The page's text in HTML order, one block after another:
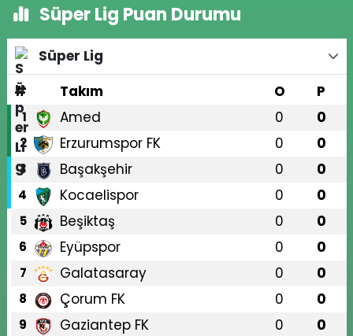
Süper Lig Puan Durumu
Süper Lig
#
Takım O P
1 Amed 0 0
2 Erzurumspor FK 0 0
3 Başakşehir 0 0
4 Kocaelispor 0 0
5 Beşiktaş 0 0
6 Eyüpspor 0 0
7 Galatasaray 0 0
8 Çorum FK 0 0
9 Gaziantep FK 0 0